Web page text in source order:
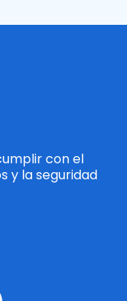
con el
y la seguridad